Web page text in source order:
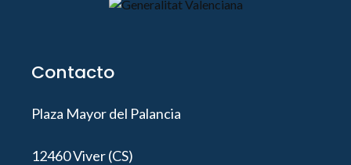
Contacto
Plaza Mayor del Palancia
12460 Viver (CS)